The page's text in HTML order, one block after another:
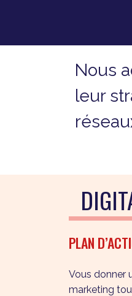
Nous
leur
PLAN
Vous donner
marketing